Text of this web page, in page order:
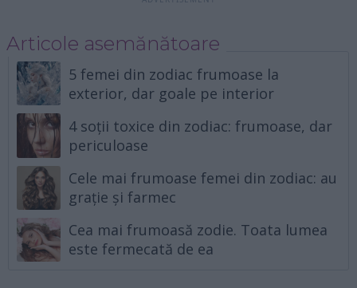
Articole asemănătoare
5 femei din zodiac frumoase la
exterior, dar goale pe interior
4 soții toxice din zodiac: frumoase, dar
periculoase
Cele mai frumoase femei din zodiac: au
grație și farmec
Cea mai frumoasă zodie. Toata lumea
este fermecată de ea